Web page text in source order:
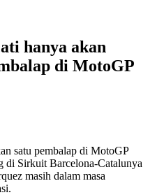
hanya akan
di MotoGP
satu pembalap di MotoGP
di Sirkuit Barcelona-Catalunya
masih dalam masa